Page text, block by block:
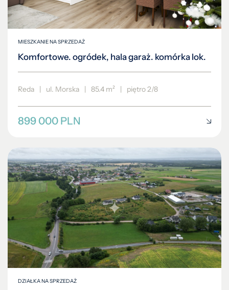
MIESZKANIE NA SPRZEDAŻ
Komfortowe. ogródek, hala garaż. komórka lok.
Reda | ul. Morska | 85.4 m² | piętro 2/8
899 000 PLN
DZIAŁKA NA SPRZEDAŻ